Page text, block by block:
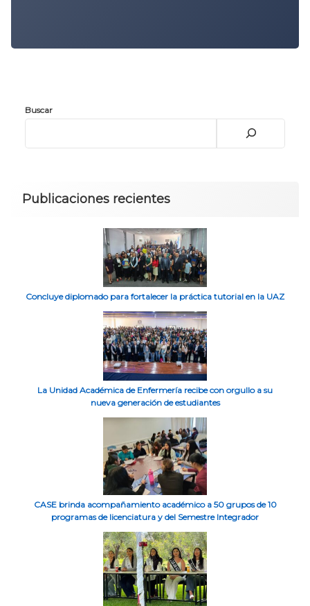
Buscar
Publicaciones recientes
Concluye diplomado para fortalecer la práctica tutorial en la UAZ
La Unidad Académica de Enfermería recibe con orgullo a su
nueva generación de estudiantes
CASE brinda acompañamiento académico a 50 grupos de 10
programas de licenciatura y del Semestre Integrador